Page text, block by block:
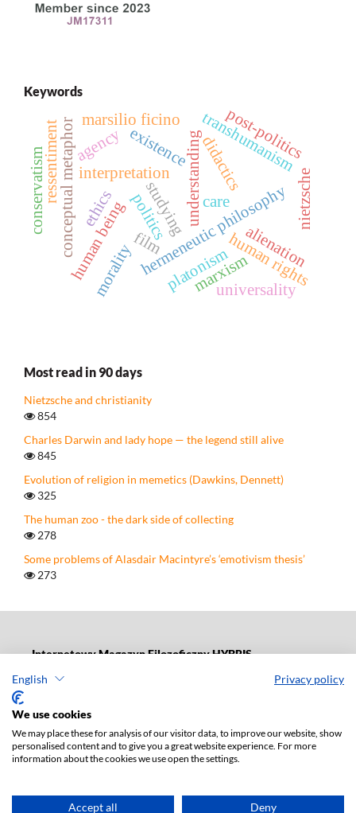
English Privacy policy
We use cookies
We may place these for analysis of our visitor data, to improve our website, show
personalised content and to give you a great website experience. For more
information about the cookies we use open the settings.
Accept all Deny
Keywords
hermeneutic philosophy
understanding
interpretation
human being
existence transhumanism
human rights
conceptual metaphor politics
didacticspost-politics
studying
marsilio ficino
platonism
ethics
film
ressentiment nietzsche
morality
agency
care
marxism
alienation
conservatism
universality
Most read in 90 days
Nietzsche and christianity
854
Charles Darwin and lady hope — the legend still alive
845
Evolution of religion in memetics (Dawkins, Dennett)
325
The human zoo - the dark side of collecting
278
Some problems of Alasdair Macintyre’s ‘emotivism thesis’
273
Internetowy Magazyn Filozoficzny HYBRIS
ul. Jana Matejki 34 A., postal code: 90-237, town: Łódź
Tel.: 42 235 01 65, fax: 42 66 55 86
Publisher's office:journals@uni.lodz.pl